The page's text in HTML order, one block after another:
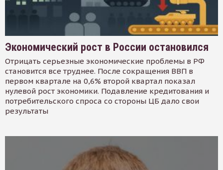
Экономический рост в России остановился
Отрицать серьезные экономические проблемы в РФ
становится все труднее. После сокращения ВВП в
первом квартале на 0,6% второй квартал показал
нулевой рост экономики. Подавление кредитования и
потребительского спроса со стороны ЦБ дало свои
результаты